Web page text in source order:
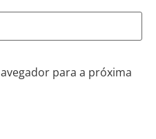
para a próxima